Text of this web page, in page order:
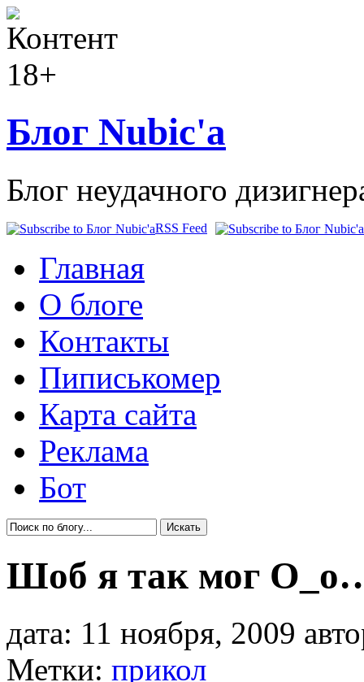
Блог Nubic'а
Блог неудачного
RSS Feed
Главная
О блоге
Контакты
Пиписькомер
Карта сайта
Реклама
Бот
Шоб я так мог
дата: 11 ноября, 2009
Метки: прикол